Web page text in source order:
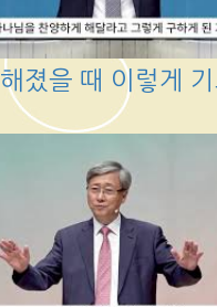
졌을 때 이렇게